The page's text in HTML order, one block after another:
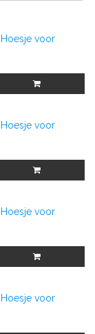
voor
voor
voor
voor